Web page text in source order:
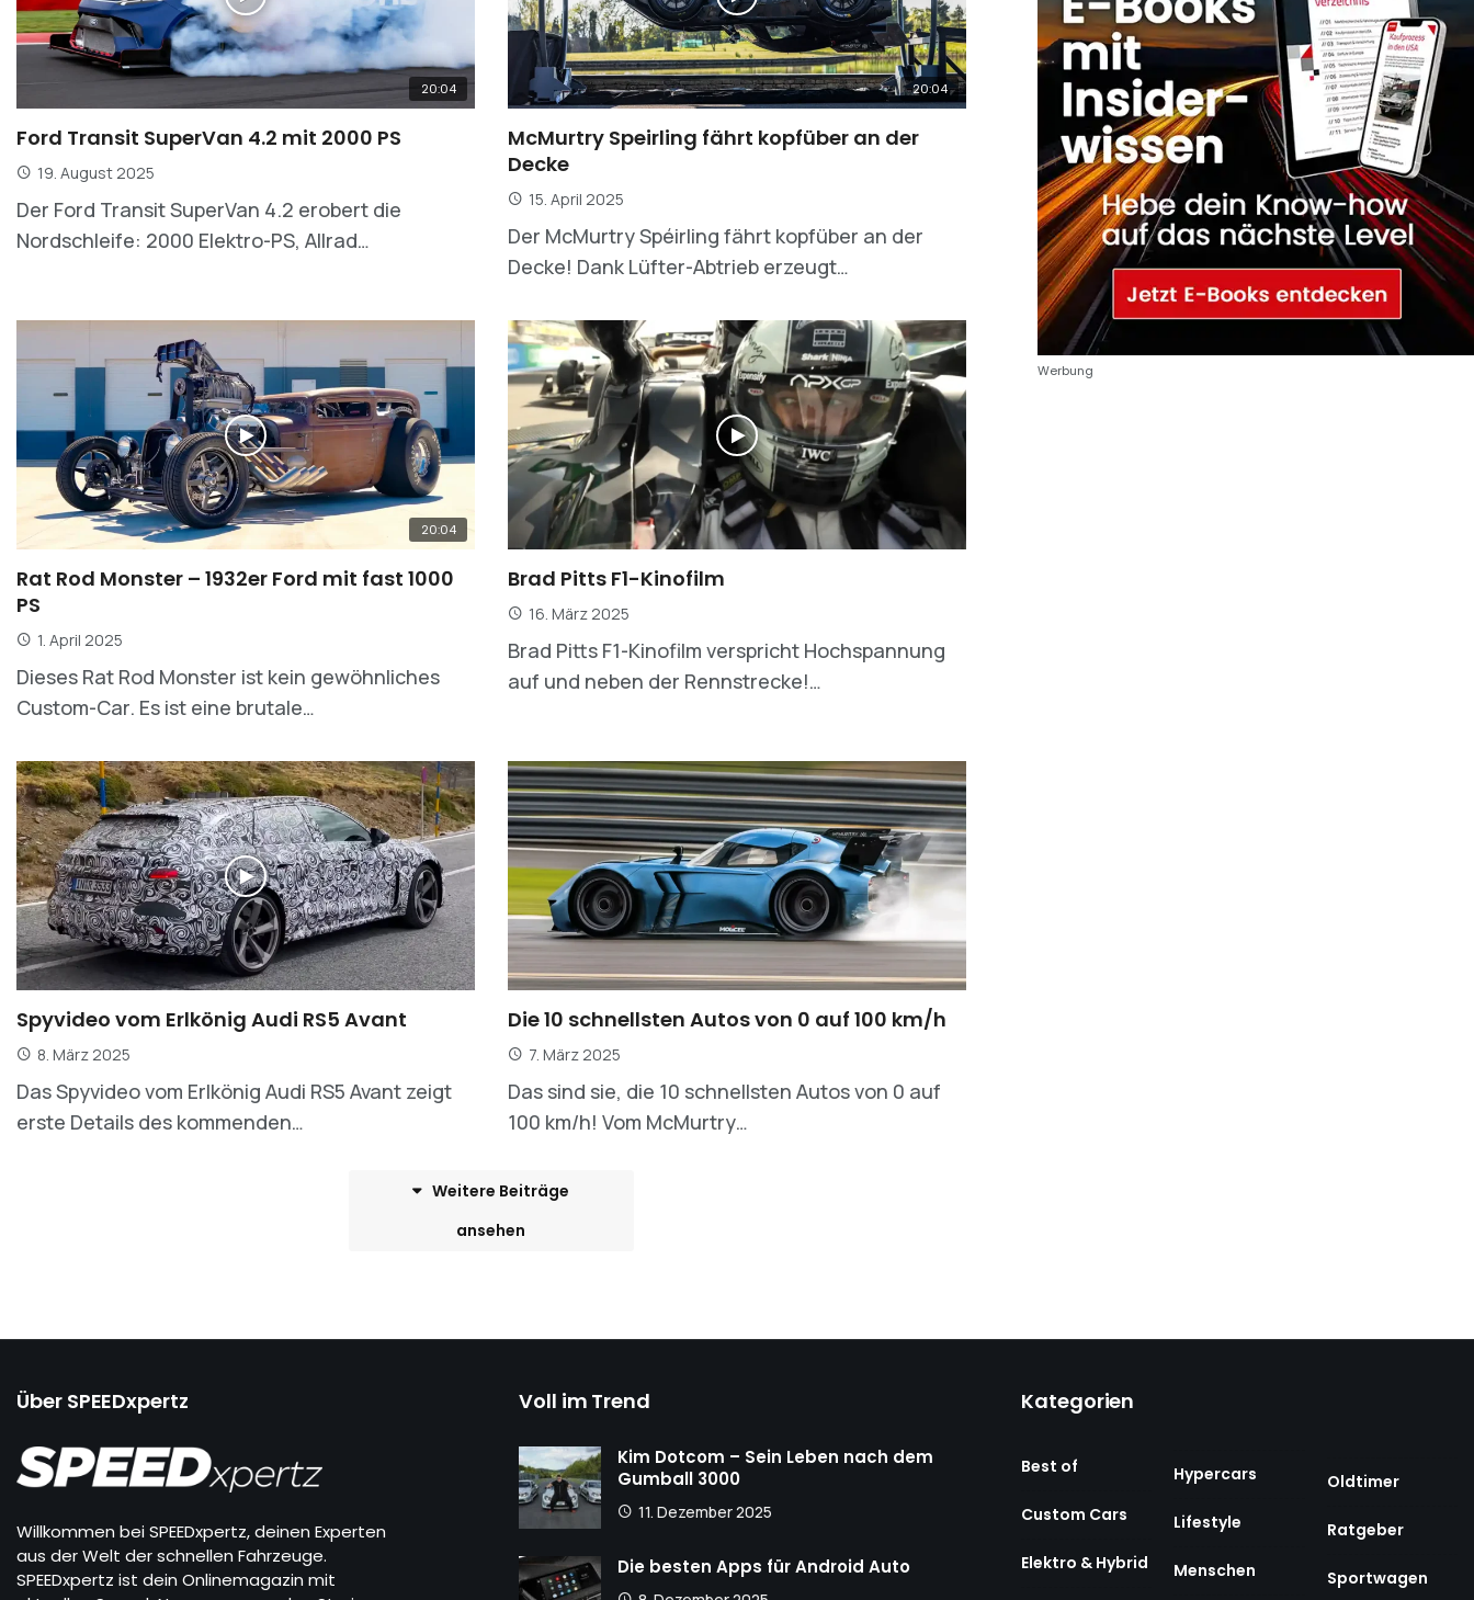
20:04
Ford Transit SuperVan 4.2 mit 2000 PS
19. August 2025
Der Ford Transit SuperVan 4.2 erobert die
Nordschleife: 2000 Elektro-PS, Allrad…
20:04
McMurtry Speirling fährt kopfüber an der
Decke
15. April 2025
Der McMurtry Spéirling fährt kopfüber an der
Decke! Dank Lüfter-Abtrieb erzeugt…
20:04
Rat Rod Monster – 1932er Ford mit fast 1000
PS
1. April 2025
Dieses Rat Rod Monster ist kein gewöhnliches
Custom-Car. Es ist eine brutale…
Brad Pitts F1-Kinofilm
16. März 2025
Brad Pitts F1-Kinofilm verspricht Hochspannung
auf und neben der Rennstrecke!…
Spyvideo vom Erlkönig Audi RS5 Avant
8. März 2025
Das Spyvideo vom Erlkönig Audi RS5 Avant zeigt
erste Details des kommenden…
Die 10 schnellsten Autos von 0 auf 100 km/h
7. März 2025
Das sind sie, die 10 schnellsten Autos von 0 auf
100 km/h! Vom McMurtry…
Weitere Beiträge
ansehen
Werbung
Über SPEEDxpertz
Willkommen bei SPEEDxpertz, deinen Experten
aus der Welt der schnellen Fahrzeuge.
SPEEDxpertz ist dein Onlinemagazin mit
Voll im Trend
Kim Dotcom – Sein Leben nach dem
Gumball 3000
11. Dezember 2025
Die besten Apps für Android Auto
Kategorien
Best of
Custom Cars
Elektro & Hybrid
Hypercars
Lifestyle
Menschen
Oldtimer
Ratgeber
Sportwagen